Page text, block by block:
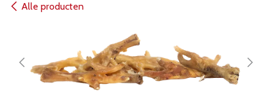
Alle producten